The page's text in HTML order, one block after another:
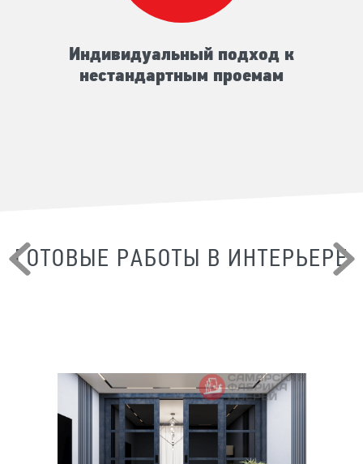
Индивидуальный подход к
нестандартным проемам
ГОТОВЫЕ РАБОТЫ В ИНТЕРЬЕРЕ